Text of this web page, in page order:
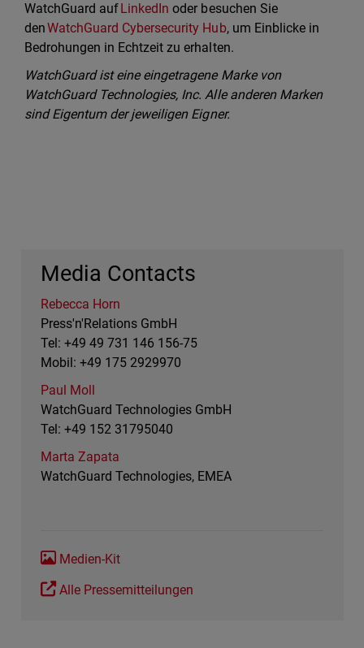
WatchGuard auf LinkedIn oder besuchen Sie
denWatchGuard Cybersecurity Hub, um Einblicke in
Bedrohungen in Echtzeit zu erhalten.
WatchGuard ist eine eingetragene Marke von
WatchGuard Technologies, Inc. Alle anderen Marken
sind Eigentum der jeweiligen Eigner.
Media Contacts
Rebecca Horn
Press'n'Relations GmbH
Tel: +49 49 731 146 156-75
Mobil: +49 175 2929970
Paul Moll
WatchGuard Technologies GmbH
Tel: +49 152 31795040
Marta Zapata
WatchGuard Technologies, EMEA
Medien-Kit
Alle Pressemitteilungen